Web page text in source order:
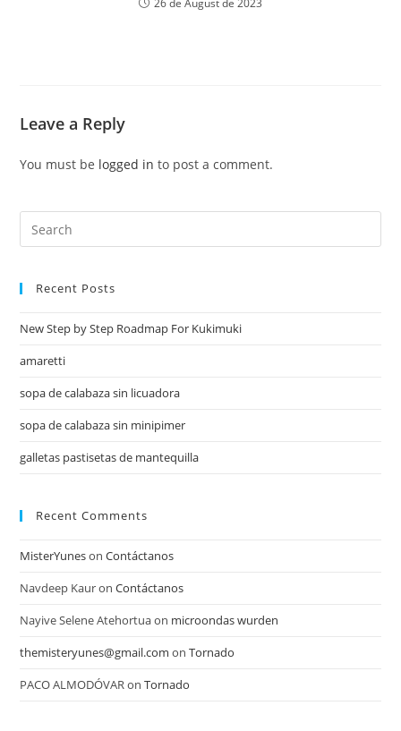
26 de August de 2023
Leave a Reply
You must be logged in to post a comment.
Recent Posts
New Step by Step Roadmap For Kukimuki
amaretti
sopa de calabaza sin licuadora
sopa de calabaza sin minipimer
galletas pastisetas de mantequilla
Recent Comments
MisterYunesonContáctanos
Navdeep KauronContáctanos
Nayive Selene Atehortuaon microondas wurden
themisteryunes@gmail.com onTornado
PACO ALMODÓVARonTornado